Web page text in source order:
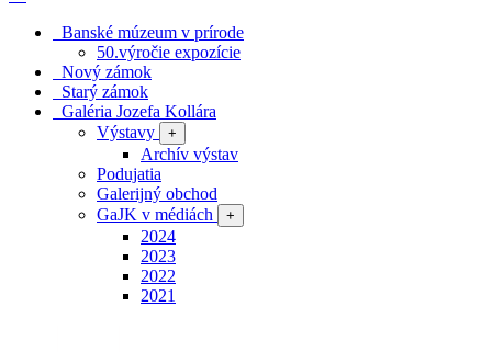
Banské múzeum v prírode
50.výročie expozície
Nový zámok
Starý zámok
Galéria Jozefa Kollára
Výstavy
+
Archív výstav
Podujatia
Galerijný obchod
GaJK v médiách
+
2024
2023
2022
2021